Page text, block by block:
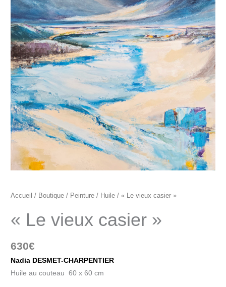
Accueil / Boutique / Peinture / Huile / « Le vieux casier »
« Le vieux casier »
630€
Nadia DESMET-CHARPENTIER
Huile au couteau 60 x 60 cm
"Le
vieux
casier"